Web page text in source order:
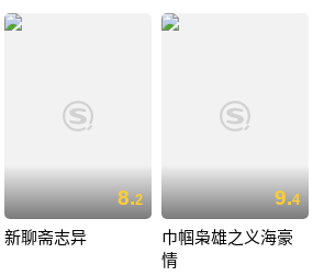
8.2
新聊斋志异
9.4
巾帼枭雄之义海豪
情